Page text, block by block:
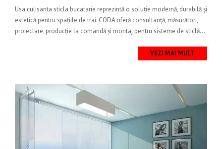
Usa culisanta sticla bucatarie reprezintă o soluție modernă, durabilă și
estetică pentru spațiile de trai. CODA oferă consultanță, măsurători,
proiectare, producție la comandă și montaj pentru sisteme de sticlă...
VEZI MAI MULT